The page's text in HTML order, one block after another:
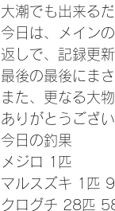
大潮でも出来る
今日は、メイン
返しで、記録更
最後の最後にま
また、更なる大
ありがとうござ
今日の釣果
メジロ 1匹
マルスズキ 1匹
クログチ 28匹